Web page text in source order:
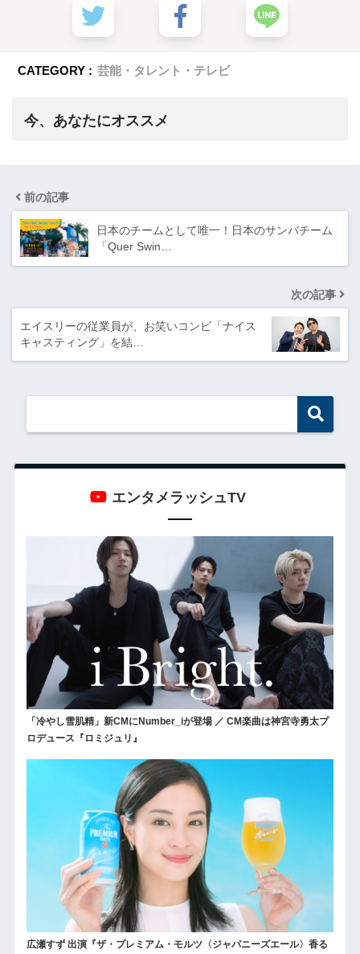
CATEGORY : 芸能・タレント・テレビ
今、あなたにオススメ
前の記事
日本のチームとして唯一！日本のサンバチーム
「Quer Swin…
次の記事
エイスリーの従業員が、お笑いコンビ「ナイス
キャスティング」を結…
エンタメラッシュTV
「冷やし雪肌精」新CMにNumber_iが登場 ／ CM楽曲は神宮寺勇太プ
ロデュース『ロミジュリ』
広瀬すず 出演『ザ・プレミアム・モルツ〈ジャパニーズエール〉香る